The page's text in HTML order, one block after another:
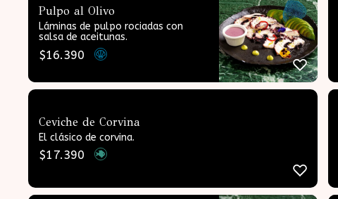
Pulpo al Olivo
Láminas de pulpo rociadas con
salsa de aceitunas.
$16.390
Ceviche de Corvina
El clásico de corvina.
$17.390